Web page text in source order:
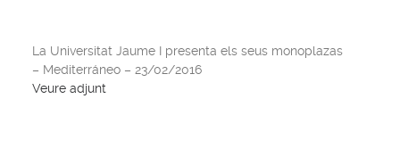
La Universitat Jaume I presenta els seus monoplazas
– Mediterráneo – 23/02/2016
Veure adjunt